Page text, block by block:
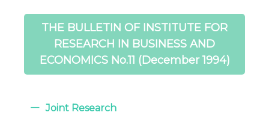
THE BULLETIN OF INSTITUTE FOR
RESEARCH IN BUSINESS AND
ECONOMICS No.11 (December 1994)
Joint Research